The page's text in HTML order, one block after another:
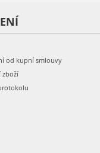
od kupní smlouvy
zboží